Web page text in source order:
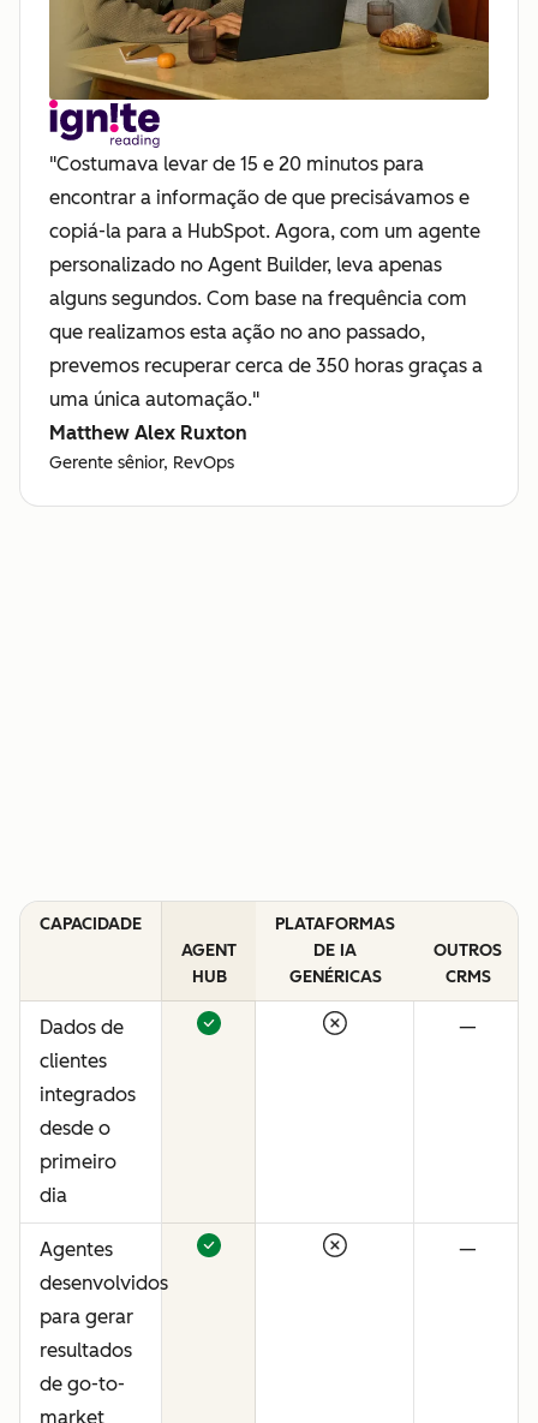
"Costumava levar de 15 e 20 minutos para
encontrar a informação de que precisávamos e
copiá-la para a HubSpot. Agora, com um agente
personalizado no Agent Builder, leva apenas
alguns segundos. Com base na frequência com
que realizamos esta ação no ano passado,
prevemos recuperar cerca de 350 horas graças a
uma única automação."
Matthew Alex Ruxton
Gerente sênior, RevOps
CAPACIDADE
AGENT
HUB
PLATAFORMAS
DE IA
GENÉRICAS
OUTROS
CRMS
Dados de
clientes
integrados
desde o
primeiro
dia
—
Agentes
desenvolvidos
para gerar
resultados
de go-to-
market
—